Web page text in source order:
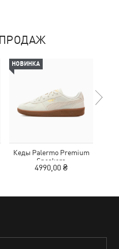
НОВИНКА
Кеды Palermo Premium
Sneakers
4990,00 ₴